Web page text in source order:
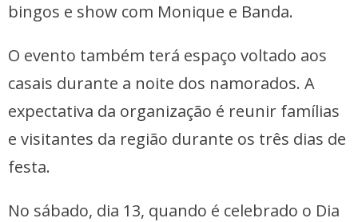
bingos e show com Monique e Banda.
O evento também terá espaço voltado aos
casais durante a noite dos namorados. A
expectativa da organização é reunir famílias
e visitantes da região durante os três dias de
festa.
No sábado, dia 13, quando é celebrado o Dia